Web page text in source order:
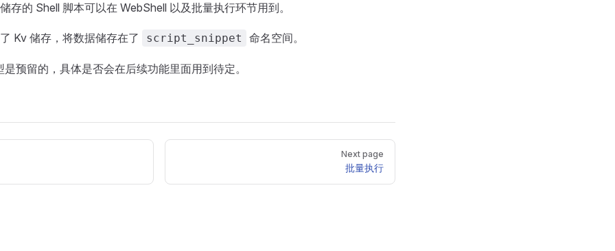
存的 Shell 脚本可以在 WebShell 以及批量执行环节用到。
Kv 储存，将数据储存在了 script_snippet 命名空间。
预留的，具体是否会在后续功能里面用到待定。
Next page
批量执行